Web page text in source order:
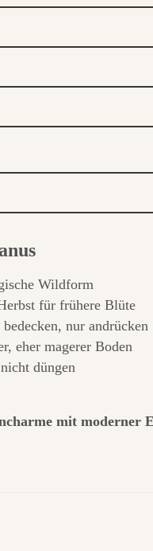
Wildform
für frühere Blüte
nur andrücken
eher magerer Boden
düngen
mit moderner